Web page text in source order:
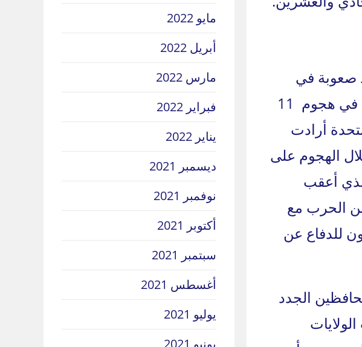
صعوبة في
أرادت
الهجوم على
أعقب
الحرب مع
للدفاع عن
الجدد
مايو 2022
أبريل 2022
مارس 2022
فبراير 2022
يناير 2022
ديسمبر 2021
نوفمبر 2021
أكتوبر 2021
سبتمبر 2021
أغسطس 2021
يوليو 2021
يونيو 2021